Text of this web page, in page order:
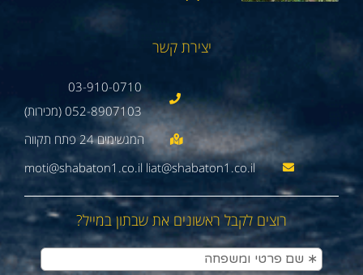
יצירת קשר
03-910-0710
052-8907103 (מכירות)
moti@shabaton1.co.il liat@shabaton1.co.il
רוצים לקבל ראשונים את שבתון במייל?